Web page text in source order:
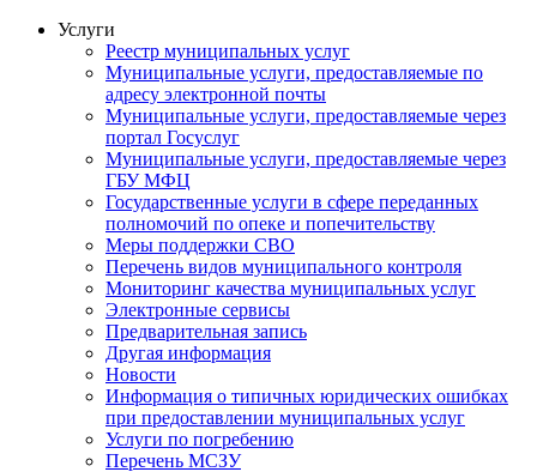
Услуги
Реестр муниципальных услуг
Муниципальные услуги, предоставляемые по
адресу электронной почты
Муниципальные услуги, предоставляемые через
портал Госуслуг
Муниципальные услуги, предоставляемые через
ГБУ МФЦ
Государственные услуги в сфере переданных
полномочий по опеке и попечительству
Меры поддержки СВО
Перечень видов муниципального контроля
Мониторинг качества муниципальных услуг
Электронные сервисы
Предварительная запись
Другая информация
Новости
Информация о типичных юридических ошибках
при предоставлении муниципальных услуг
Услуги по погребению
Перечень МСЗУ